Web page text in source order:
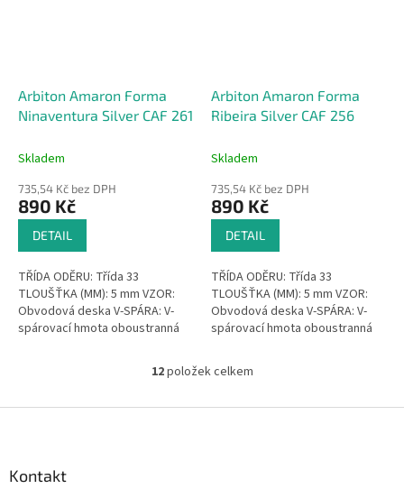
Arbiton Amaron Forma
Ninaventura Silver CAF 261
Skladem
735,54 Kč bez DPH
890 Kč
DETAIL
TŘÍDA ODĚRU: Třída 33
TLOUŠŤKA (MM): 5 mm VZOR:
Obvodová deska V-SPÁRA: V-
spárovací hmota oboustranná
Arbiton Amaron Forma
Ribeira Silver CAF 256
Skladem
735,54 Kč bez DPH
890 Kč
DETAIL
TŘÍDA ODĚRU: Třída 33
TLOUŠŤKA (MM): 5 mm VZOR:
Obvodová deska V-SPÁRA: V-
spárovací hmota oboustranná
ŽÁDNÉ...
O
l
12položek celkem
Kontakt